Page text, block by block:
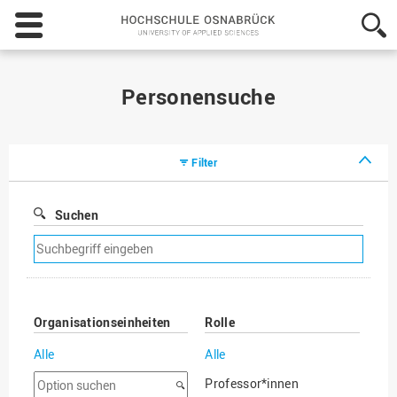
Hochschule
Osnabrück
-
Personensuche
Filter
Suchen
Suchfilter
entfernen
Organisationseinheiten
Alle
Option
Rolle
Alle
Professor*innen